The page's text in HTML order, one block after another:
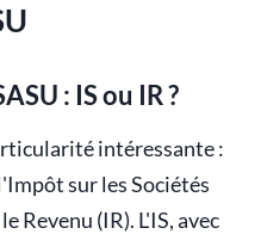
: IS ou IR ?
intéressante :
sur les Sociétés
Revenu (IR). L'IS, avec